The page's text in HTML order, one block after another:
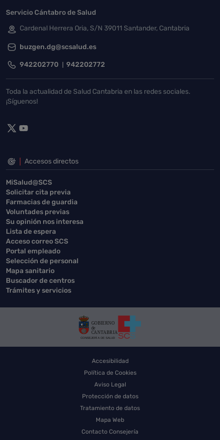
Servicio Cántabro de Salud
Cardenal Herrera Oria, S/N 39011 Santander, Cantabria
buzgen.dg@scsalud.es
942202770 942202772
Toda la actualidad de Salud Cantabria en las redes sociales.
¡Síguenos!
Accesos directos
MiSalud@SCS
Solicitar cita previa
Farmacias de guardia
Voluntades previas
Su opinión nos interesa
Lista de espera
Acceso correo SCS
Portal empleado
Selección de personal
Mapa sanitario
Buscador de centros
Trámites y servicios
Accesibilidad
Política de Cookies
Aviso Legal
Protección de datos
Tratamiento de datos
Mapa Web
Contacto Consejería